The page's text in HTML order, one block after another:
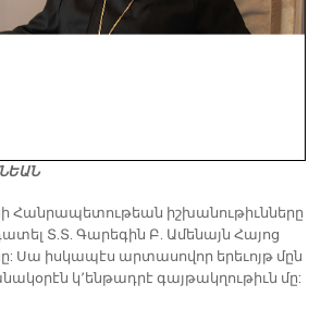
Հանրապետութեան իշխանութիւնները
Տ.Տ. Գարեգին Բ. Ամենայն Հայոց
Սա իսկապէս արտասովոր երեւոյթ մըն
կ՚ենթադրէ գայթակղութիւն մը: